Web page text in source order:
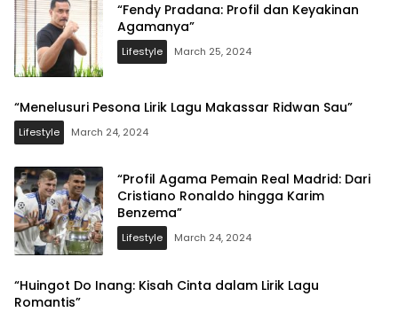
“Fendy Pradana: Profil dan Keyakinan
Agamanya”
Lifestyle March 25, 2024
“Menelusuri Pesona Lirik Lagu Makassar Ridwan Sau”
Lifestyle March 24, 2024
“Profil Agama Pemain Real Madrid: Dari
Cristiano Ronaldo hingga Karim
Benzema”
Lifestyle March 24, 2024
“Huingot Do Inang: Kisah Cinta dalam Lirik Lagu
Romantis”